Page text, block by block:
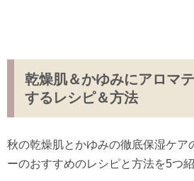
乾燥肌＆かゆみにアロマ
するレシピ＆方法
秋の乾燥肌とかゆみの徹底保湿ケア
ーのおすすめのレシピと方法を5つ紹